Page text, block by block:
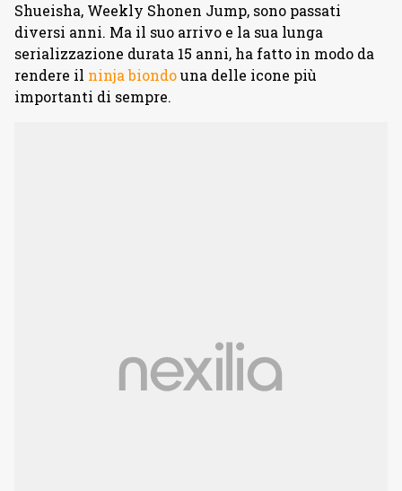
Shueisha, Weekly Shonen Jump, sono passati
diversi anni. Ma il suo arrivo e la sua lunga
serializzazione durata 15 anni, ha fatto in modo da
rendere il ninja biondouna delle icone più
importanti di sempre.